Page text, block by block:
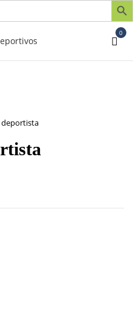
0
deportista